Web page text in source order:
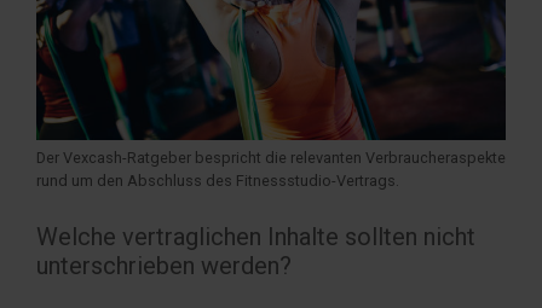
Der Vexcash-Ratgeber bespricht die relevanten Verbraucheraspekte
rund um den Abschluss des Fitnessstudio-Vertrags.
Welche vertraglichen Inhalte sollten nicht
unterschrieben werden?